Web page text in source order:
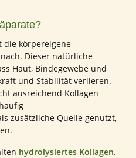
die körpereigene
Dieser natürliche
Haut, Bindegewebe und
und Stabilität verlieren.
ausreichend Kollagen
zusätzliche Quelle genutzt,
hydrolysiertes Kollagen.